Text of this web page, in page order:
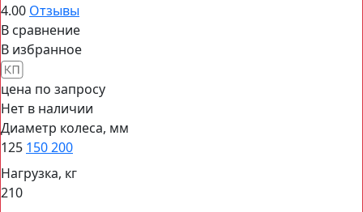
4.00 Отзывы
В сравнение
В избранное
цена по запросу
Нет в наличии
Диаметр колеса, мм
125 150200
Нагрузка, кг
210